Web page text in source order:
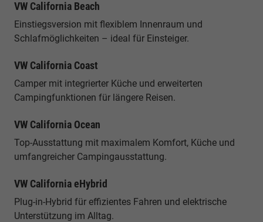
VW California Beach
Einstiegsversion mit flexiblem Innenraum und
Schlafmöglichkeiten – ideal für Einsteiger.
VW California Coast
Camper mit integrierter Küche und erweiterten
Campingfunktionen für längere Reisen.
VW California Ocean
Top-Ausstattung mit maximalem Komfort, Küche und
umfangreicher Campingausstattung.
VW California eHybrid
Plug-in-Hybrid für effizientes Fahren und elektrische
Unterstützung im Alltag.